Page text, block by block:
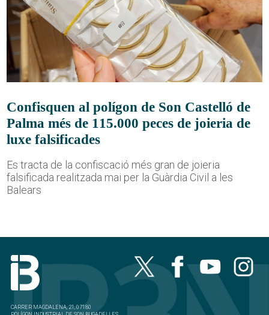
Confisquen al polígon de Son Castelló de
Palma més de 115.000 peces de joieria de
luxe falsificades
Es tracta de la confiscació més gran de joieria
falsificada realitzada mai per la Guàrdia Civil a les
Balears
CARRER MAGDALENA, 21, 07180